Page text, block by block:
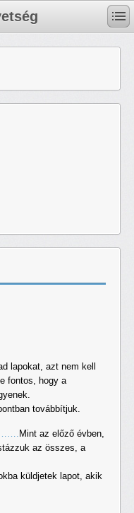
lapokat, azt nem kell
fontos, hogy a
továbbítjuk.
……. Mint az előző évben,
az összes, a
küldjetek lapot, akik